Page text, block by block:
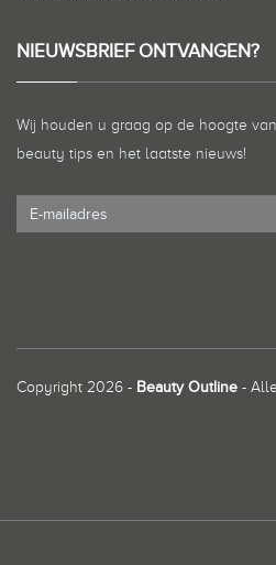
NIEUWSBRIEF ONTVANGEN?
Wij houden u graag op de hoogte van
beauty tips en het laatste nieuws!
Copyright 2026 - Beauty Outline -